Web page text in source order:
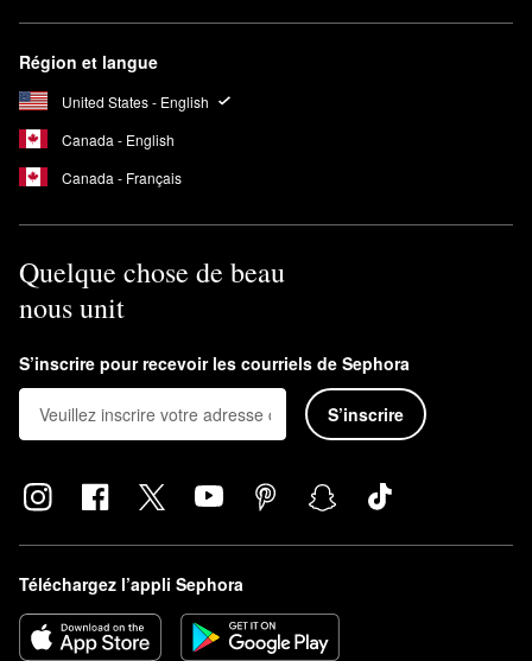
Région et langue
United States - English
Canada - English
Canada - Français
Quelque chose de beau
nous unit
S’inscrire pour recevoir les courriels de Sephora
S’inscrire
Téléchargez l’appli Sephora